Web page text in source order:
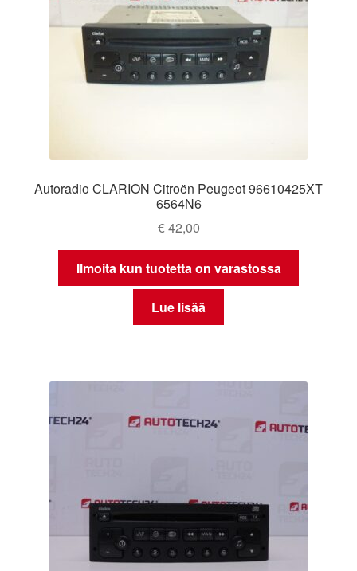
Autoradio CLARION Citroën Peugeot 96610425XT
6564N6
€42,00
Ilmoita kun tuotetta on varastossa
Lue lisää